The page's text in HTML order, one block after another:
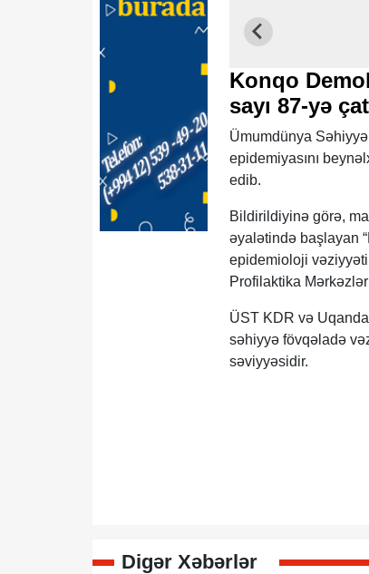
Konqo
sayı 87-yə
Ümumdünya
epidemiyasını
edib.
Bildirildiyinə görə,
əyalətində başlayan
epidemioloji
Profilaktika
ÜST KDR və
səhiyyə fövqəladə
səviyyəsidir.
Digər Xəbərlər